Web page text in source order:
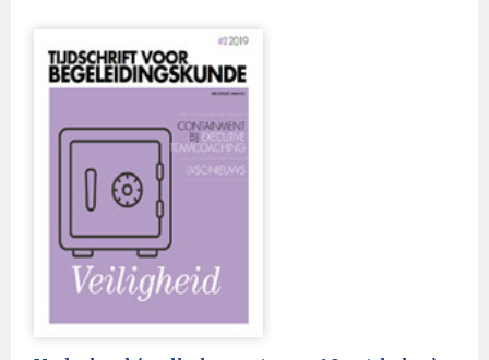
effectiever dan analyseren. Maar soms hebben
experimenten dramatische gevolgen, zoals bij
elektroshocktherapie of de sensitivitytrainingen uit de
vorige eeuw. Wat is dus eigenlijk ‘het randje’ en wie
bepaalt dat? Wat is het verschil tussen over het randje
- dus fout en stout - en het sociaalwenselijke buiten de
lijntjes kleuren en out of the box-denken? Of het
verschil tussen je aan professionele normen houden
en braaf binnen de lijntjes kleuren? Toch hebben we
allemaal sterke normatieve opvattingen als het om
begeleiden gaat en vinden we dat professioneel
normbesef belangrijk is. Kortom, dit nummer gaat over
het spanningsveld tussen ethiek en experimenteren.